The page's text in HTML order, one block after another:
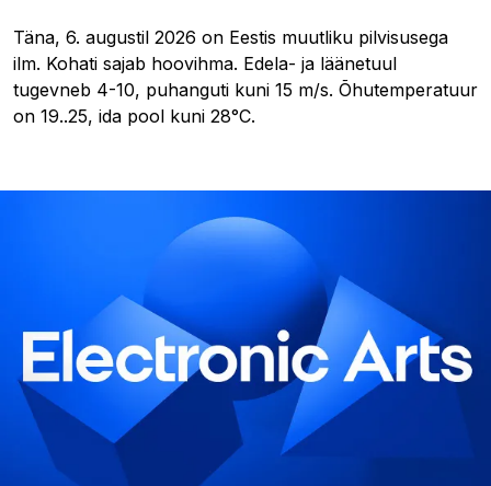
Täna, 6. augustil 2026 on Eestis muutliku pilvisusega
ilm. Kohati sajab hoovihma. Edela- ja läänetuul
tugevneb 4-10, puhanguti kuni 15 m/s. Õhutemperatuur
on 19..25, ida pool kuni 28°C.